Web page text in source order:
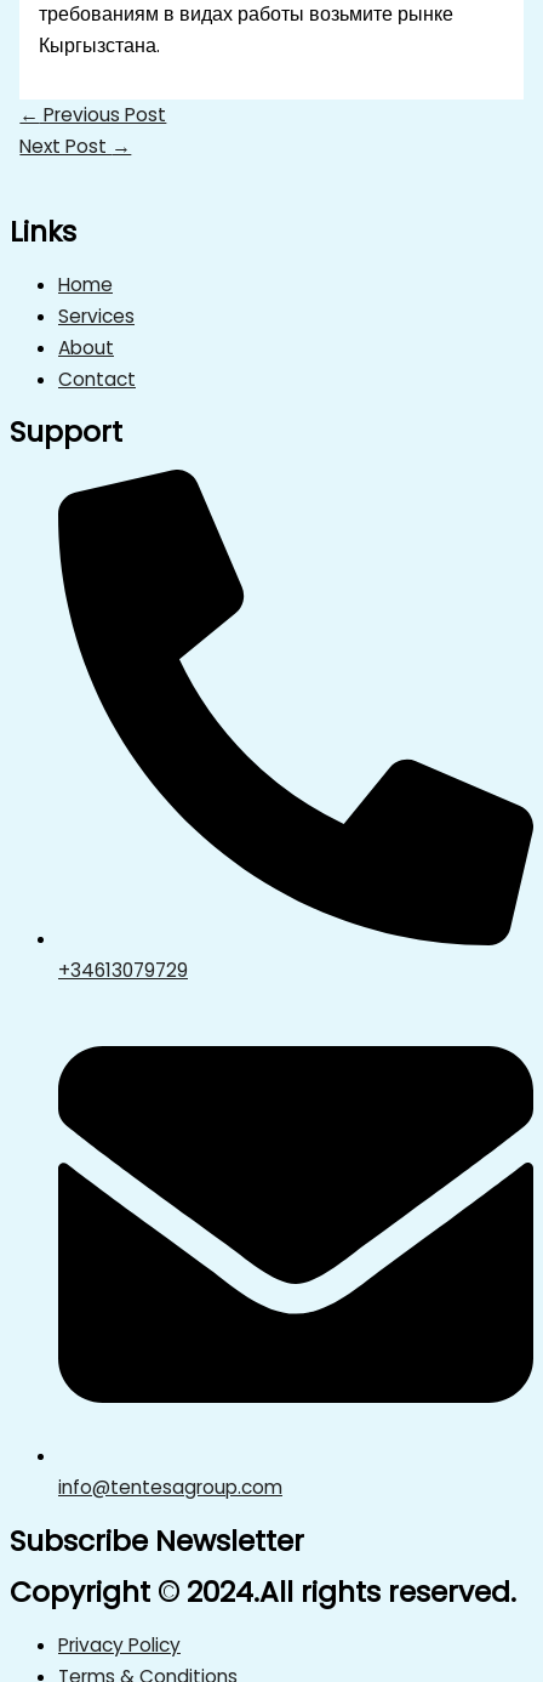
требованиям в видах работы возьмите рынке
Кыргызстана.
← Previous Post
Next Post →
Links
Home
Services
About
Contact
Support
+34613079729
info@tentesagroup.com
Subscribe Newsletter
Copyright © 2024.All rights reserved.
Privacy Policy